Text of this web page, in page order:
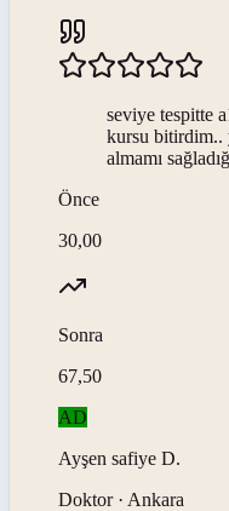
seviye tespitte
kursu bitirdim..
almamı
Önce
30,00
Sonra
67,50
AD
Ayşen safiye D.
Doktor · Ankara